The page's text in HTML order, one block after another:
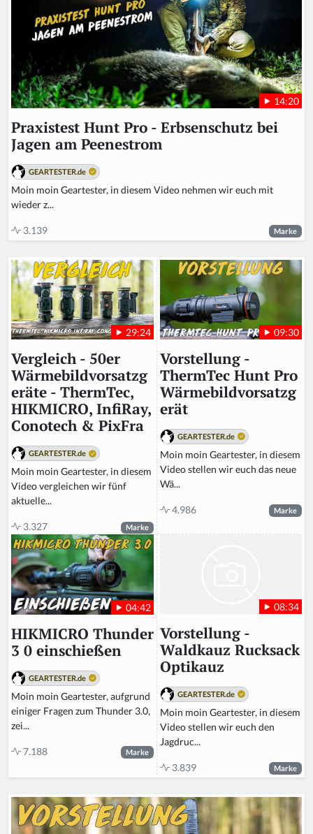
14:20
Praxistest Hunt Pro - Erbsenschutz bei
Jagen am Peenestrom
GEARTESTER.de
Moin moin Geartester, in diesem Video nehmen wir euch mit
wieder z...
3.139 Marke
29:24
Vergleich - 50er
Wärmebildvorsatzg
eräte - ThermTec,
HIKMICRO, InfiRay,
Conotech & PixFra
GEARTESTER.de
Moin moin Geartester, in diesem
Video vergleichen wir fünf
aktuelle...
3.327 Marke
09:30
Vorstellung -
ThermTec Hunt Pro
Wärmebildvorsatzg
erät
GEARTESTER.de
Moin moin Geartester, in diesem
Video stellen wir euch das neue
Wä...
4.986 Marke
04:42
HIKMICRO Thunder
3 0 einschießen
GEARTESTER.de
Moin moin Geartester, aufgrund
einiger Fragen zum Thunder 3.0,
zei...
7.188 Marke
08:34
Vorstellung -
Waldkauz Rucksack
Optikauz
GEARTESTER.de
Moin moin Geartester, in diesem
Video stellen wir euch den
Jagdruc...
3.839 Marke